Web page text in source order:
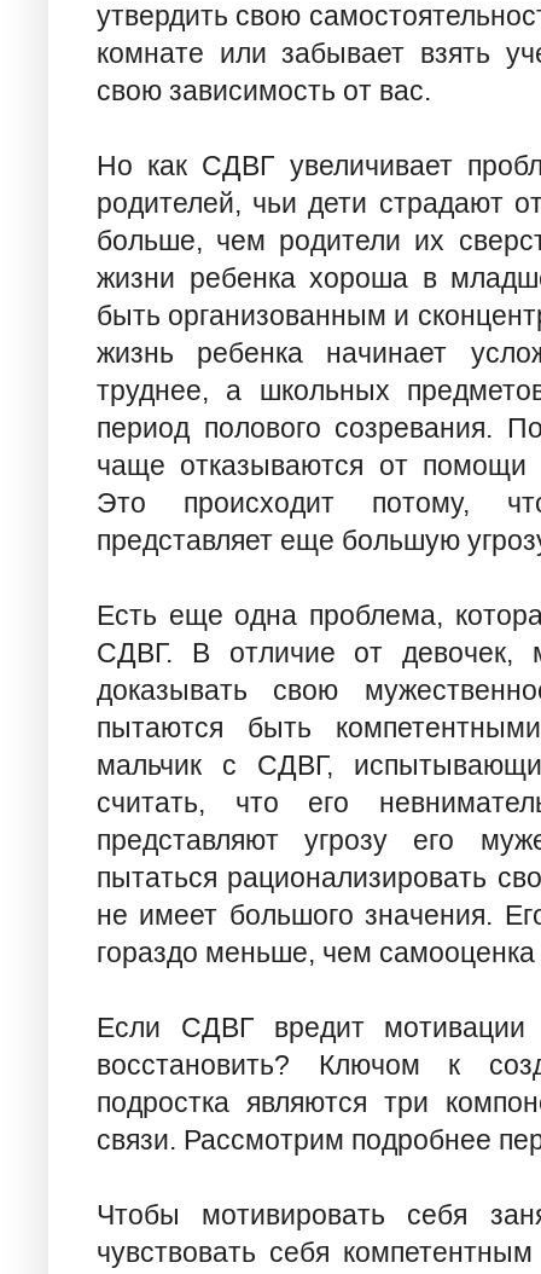
утвердить свою
комнате или забывает взять
свою зависимость от вас.
Но как СДВГ увеличивает
родителей, чьи дети страдают
больше, чем родители их
жизни ребенка хороша в
быть организованным и
жизнь ребенка начинает
труднее, а школьных
период полового созревания.
чаще отказываются от помощи
Это происходит потому,
представляет еще большую
Есть еще одна проблема,
СДВГ. В отличие от девочек,
доказывать свою
пытаются быть
мальчик с СДВГ,
считать, что его
представляют угрозу его
пытаться рационализировать
не имеет большого значения.
гораздо меньше, чем самооценка
Если СДВГ вредит
восстановить? Ключом к
подростка являются три
связи. Рассмотрим подробнее
Чтобы мотивировать себя
чувствовать себя